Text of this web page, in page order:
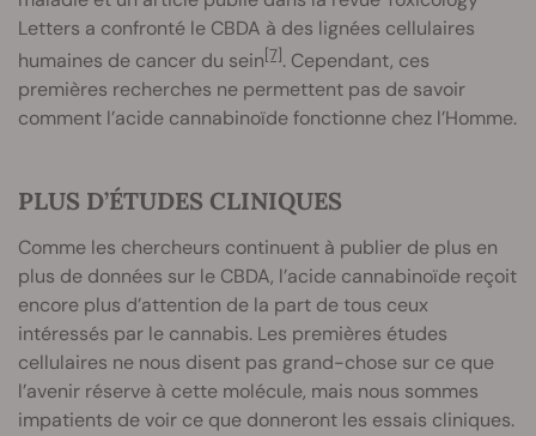
Letters a confronté le CBDA à des lignées cellulaires
humaines de cancer du sein[7]. Cependant, ces
premières recherches ne permettent pas de savoir
comment l’acide cannabinoïde fonctionne chez l’Homme.
PLUS D’ÉTUDES CLINIQUES
Comme les chercheurs continuent à publier de plus en
plus de données sur le CBDA, l’acide cannabinoïde reçoit
encore plus d’attention de la part de tous ceux
intéressés par le cannabis. Les premières études
cellulaires ne nous disent pas grand-chose sur ce que
l’avenir réserve à cette molécule, mais nous sommes
impatients de voir ce que donneront les essais cliniques.